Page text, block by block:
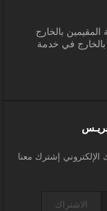
المقيمين بالخارج
بالخارج في خدمة
إشترك معنا
الاشتراك